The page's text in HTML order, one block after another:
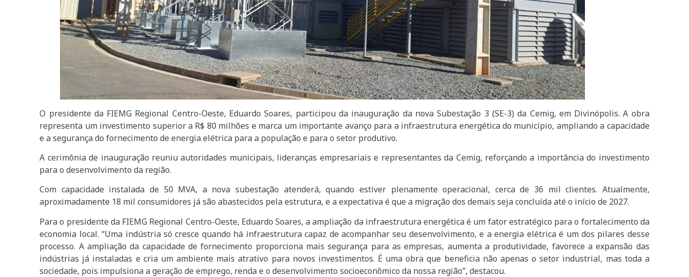
O presidente da FIEMG Regional Centro-Oeste, Eduardo Soares, participou da inauguração da nova Subestação 3 (SE-3) da Cemig, em Divinópolis. A obra
representa um investimento superior a R$ 80 milhões e marca um importante avanço para a infraestrutura energética do município, ampliando a capacidade
e a segurança do fornecimento de energia elétrica para a população e para o setor produtivo.
A cerimônia de inauguração reuniu autoridades municipais, lideranças empresariais e representantes da Cemig, reforçando a importância do investimento
para o desenvolvimento da região.
Com capacidade instalada de 50 MVA, a nova subestação atenderá, quando estiver plenamente operacional, cerca de 36 mil clientes. Atualmente,
aproximadamente 18 mil consumidores já são abastecidos pela estrutura, e a expectativa é que a migração dos demais seja concluída até o início de 2027.
Para o presidente da FIEMG Regional Centro-Oeste, Eduardo Soares, a ampliação da infraestrutura energética é um fator estratégico para o fortalecimento da
economia local. “Uma indústria só cresce quando há infraestrutura capaz de acompanhar seu desenvolvimento, e a energia elétrica é um dos pilares desse
processo. A ampliação da capacidade de fornecimento proporciona mais segurança para as empresas, aumenta a produtividade, favorece a expansão das
indústrias já instaladas e cria um ambiente mais atrativo para novos investimentos. É uma obra que beneficia não apenas o setor industrial, mas toda a
sociedade, pois impulsiona a geração de emprego, renda e o desenvolvimento socioeconômico da nossa região”, destacou.